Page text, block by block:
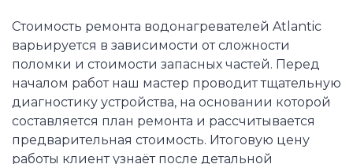
Стоимость ремонта водонагревателей Atlantic
варьируется в зависимости от сложности
поломки и стоимости запасных частей. Перед
началом работ наш мастер проводит тщательную
диагностику устройства, на основании которой
составляется план ремонта и рассчитывается
предварительная стоимость. Итоговую цену
работы клиент узнаёт после детальной